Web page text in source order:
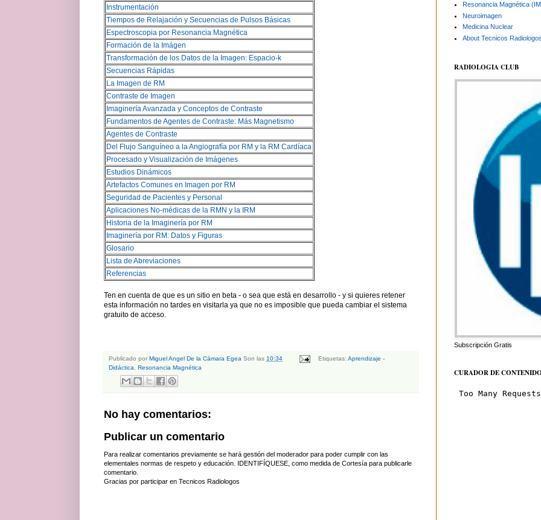
Instrumentación
Tiempos de Relajación y Secuencias de Pulsos Básicas
Espectroscopia por Resonancia Magnética
Formación de la Imágen
Transformación de los Datos de la Imagen: Espacio-k
Secuencias Rápidas
La Imagen de RM
Contraste de Imagen
Imaginería Avanzada y Conceptos de Contraste
Fundamentos de Agentes de Contraste: Más Magnetismo
Agentes de Contraste
Del Flujo Sanguíneo a la Angiografía por RM y la RM Cardíaca
Procesado y Visualización de Imágenes
Estudios Dinámicos
Artefactos Comunes en Imagen por RM
Seguridad de Pacientes y Personal
Aplicaciones No-médicas de la RMN y la IRM
Historia de la Imaginería por RM
Imaginería por RM: Datos y Figuras
Glosario
Lista de Abreviaciones
Referencias
Ten en cuenta de que es un sitio en beta - o sea que está en desarrollo - y si quieres retener
esta información no tardes en visitarla ya que no es imposible que pueda cambiar el sistema
gratuito de acceso.
Publicado por Miguel Angel De la Cámara Egea Son las 10:34 Etiquetas: Aprendizaje -
Didáctica
Resonancia Magnética
No hay comentarios:
Publicar un comentario
Para realizar comentarios previamente se hará gestión del moderador para poder cumplir con las
elementales normas de respeto y educación. IDENTIFÍQUESE, como medida de Cortesía para publicarle
comentario.
Gracias por participar en Tecnicos Radiologos
Resonancia Magnética
Neuroimagen
Medicina Nuclear
About Tecnicos
RADIOLOGIA CLUB
Subscripción Gratis
CURADOR DE